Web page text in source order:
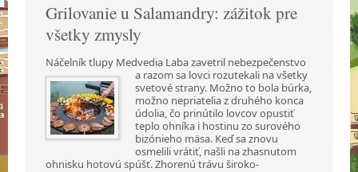
Grilovanie u Salamandry: zážitok pre
všetky zmysly
Náčelník tlupy Medvedia Laba zavetril nebezpečenstvo
a razom sa lovci rozutekali na všetky
svetové strany. Možno to bola búrka,
možno nepriatelia z druhého konca
údolia, čo prinútilo lovcov opustiť
teplo ohníka i hostinu zo surového
bizónieho mäsa. Keď sa znovu
osmelili vrátiť, našli na zhasnutom
ohnisku hotovú spúšť. Zhorenú trávu široko-